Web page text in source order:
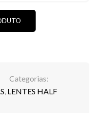
Categorias:
, LENTES HALF